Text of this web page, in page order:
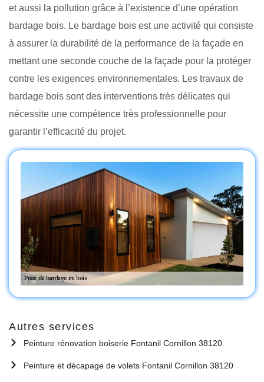
et aussi la pollution grâce à l’existence d’une opération
bardage bois. Le bardage bois est une activité qui consiste
à assurer la durabilité de la performance de la façade en
mettant une seconde couche de la façade pour la protéger
contre les exigences environnementales. Les travaux de
bardage bois sont des interventions très délicates qui
nécessite une compétence très professionnelle pour
garantir l’efficacité du projet.
Autres services
Peinture rénovation boiserie Fontanil Cornillon 38120
Peinture et décapage de volets Fontanil Cornillon 38120